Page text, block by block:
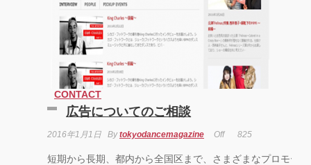
CONTACT
広告についてのご相談
2016年1月1日 Bytokyodancemagazine Off 825
短期から長期、都内から全国区まで、さまざまなプロモー